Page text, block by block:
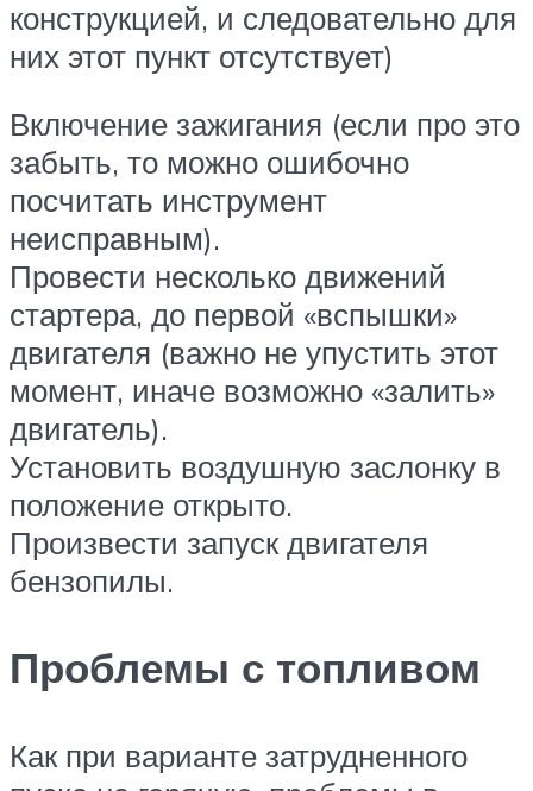
конструкцией, и следовательно для
них этот пункт отсутствует)
Включение зажигания (если про это
забыть, то можно ошибочно
посчитать инструмент
неисправным).
Провести несколько движений
стартера, до первой «вспышки»
двигателя (важно не упустить этот
момент, иначе возможно «залить»
двигатель).
Установить воздушную заслонку в
положение открыто.
Произвести запуск двигателя
бензопилы.
Проблемы с топливом
Как при варианте затрудненного